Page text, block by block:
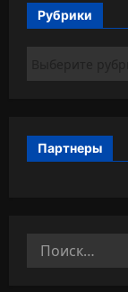
Рубрики
Партнеры
Найти: